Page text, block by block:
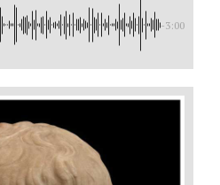
-3:00